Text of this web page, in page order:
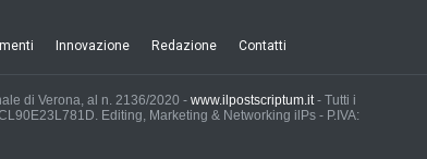
Innovazione Redazione Contatti
di Verona, al n. 2136/2020 - www.ilpostscriptum.it - Tutti i
Editing, Marketing & Networking ilPs - P.IVA: